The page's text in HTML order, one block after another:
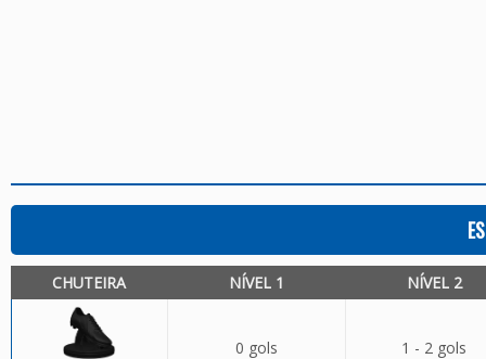
CHUTEIRA NÍVEL 1 NÍVEL 2
0 gols 1 - 2 gols